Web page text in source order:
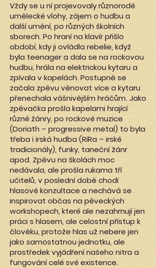
Vždy se u ní projevovaly různorodé
umělecké vlohy, zájem o hudbu a
další umění, po různých školních
sborech. Po hraní na klavír přišlo
období, kdy ji ovládla rebelie, když
byla teenager a dala se na rockovou
hudbu, hrála na elektrickou kytaru a
zpívala v kapelách. Postupně se
začala zpěvu věnovat více a kytaru
přenechala vášnivějším hráčům. Jako
zpěvačka prošla kapelami hrající
různé žánry, po rockové muzice
(Doriath – progressive metal) to byla
třeba i irská hudba (RíRa – irské
tradicionály), funky, taneční žánr
apod. Zpěvu na školách moc
nedávala, ale prošla rukama tří
učitelů, v poslední době chodí
hlasové konzultace a nechává se
inspirovat občas na pěveckých
workshopech, které ale nezahrnují jen
práci s hlasem, ale celostní přístup k
člověku, protože hlas už nebere jen
jako samostatnou jednotku, ale
prostředek vyjádření našeho nitra a
fungování celé své existence.